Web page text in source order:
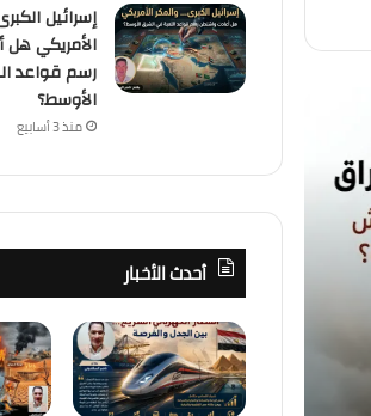
باب المندب..
إسرائيل
الأمريكي
رسم قواعد
الأوسط؟
منذ 3 أسابيع
أحدث الأخبار